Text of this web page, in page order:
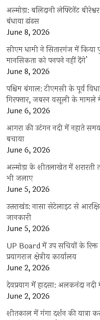
अल्मोड़ा: बलिदानी लेफ्टिनेंट
बंधाया ढांढस
June 8, 2026
सीएम धामी ने सितारगंज में किया
मानसिकता को पनपने नहीं देंगे’
June 8, 2026
पश्चिम बंगाल: टीएमसी के पूर्व
गिरफ्तार, जबरन वसूली के मामले
June 6, 2026
आगरा की उटंगन नदी में नहाते
बचाया
June 6, 2026
अल्मोड़ा के शीतलाखेत में
भी जलाए
June 5, 2026
उत्तराखंड: नासा सेटेलाइट से
जानकारी
June 5, 2026
UP Board में उप सचिवों के रिक्त
प्रयागराज क्षेत्रीय कार्यालय
June 2, 2026
देवप्रयाग में हादसा: अलकनंदा
June 2, 2026
शीतकाल में गंगा दर्शन की यात्रा